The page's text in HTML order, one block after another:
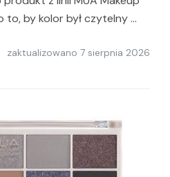
by kolor był czytelny …
zaktualizowano 7 sierpnia 2026